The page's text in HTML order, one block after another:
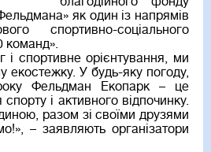
як один із напрямів
спортивно-соціального
команд».
і спортивне орієнтування, ми
У будь-яку погоду,
Фельдман Екопарк – це
і активного відпочинку.
разом зі своїми друзями
– заявляють організатори